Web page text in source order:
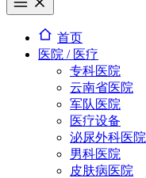
首页
医院 / 医疗
专科医院
云南省医院
军队医院
医疗设备
泌尿外科医院
男科医院
皮肤病医院